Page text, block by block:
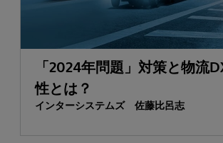
「2024年問題」対策と物流
性とは？
インターシステムズ 佐藤比呂志